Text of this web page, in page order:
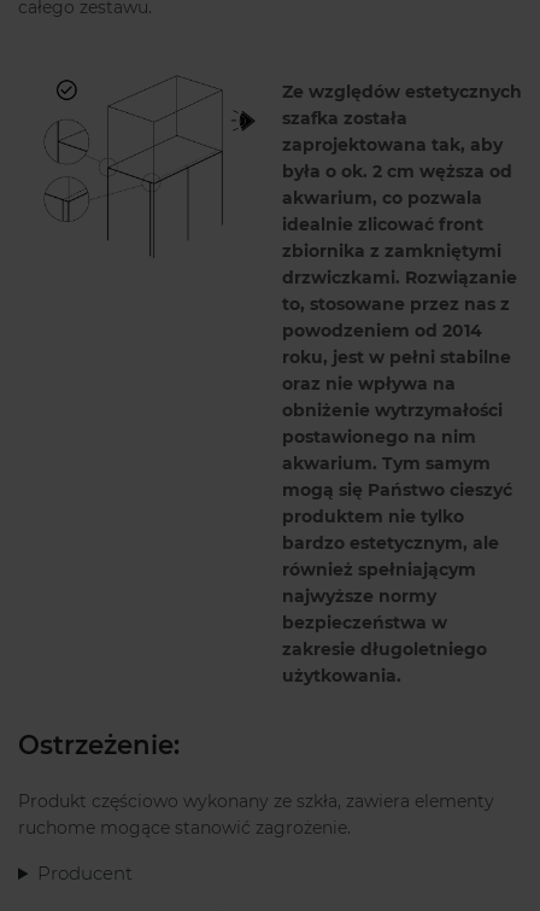
całego zestawu.
Ze względów estetycznych
szafka została
zaprojektowana tak, aby
była o ok. 2 cm węższa od
akwarium, co pozwala
idealnie zlicować front
zbiornika z zamkniętymi
drzwiczkami. Rozwiązanie
to, stosowane przez nas z
powodzeniem od 2014
roku, jest w pełni stabilne
oraz nie wpływa na
obniżenie wytrzymałości
postawionego na nim
akwarium. Tym samym
mogą się Państwo cieszyć
produktem nie tylko
bardzo estetycznym, ale
również spełniającym
najwyższe normy
bezpieczeństwa w
zakresie długoletniego
użytkowania.
Ostrzeżenie:
Produkt częściowo wykonany ze szkła, zawiera elementy
ruchome mogące stanowić zagrożenie.
Producent